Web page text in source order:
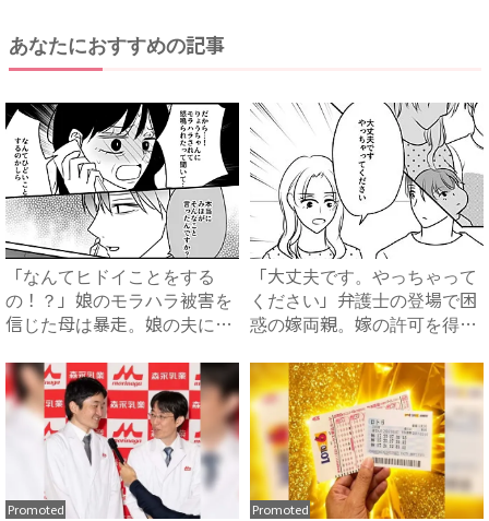
あなたにおすすめの記事
「なんてヒドイことをする
の！？」娘のモラハラ被害を
信じた母は暴走。娘の夫に電
「大丈夫です。やっちゃって
ください」弁護士の登場で困
惑の嫁両親。嫁の許可を得た
Promoted Promoted